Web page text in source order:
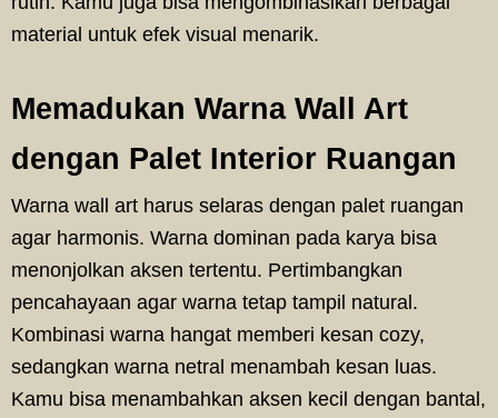
material untuk efek visual menarik.
Memadukan Warna Wall Art
dengan Palet Interior Ruangan
Warna wall art harus selaras dengan palet ruangan
agar harmonis. Warna dominan pada karya bisa
menonjolkan aksen tertentu. Pertimbangkan
pencahayaan agar warna tetap tampil natural.
Kombinasi warna hangat memberi kesan cozy,
sedangkan warna netral menambah kesan luas.
Kamu bisa menambahkan aksen kecil dengan bantal,